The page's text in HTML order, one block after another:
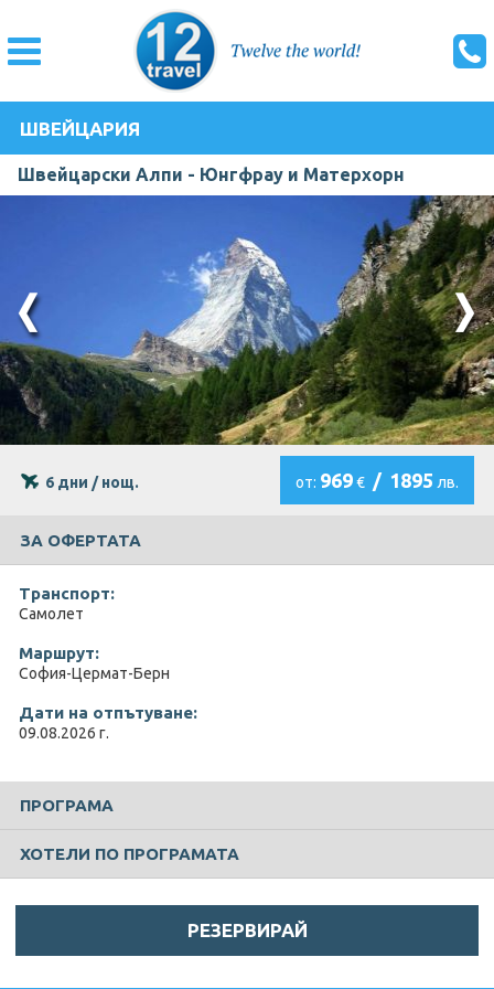
ШВЕЙЦАРИЯ
Швейцарски Алпи - Юнгфрау и Матерхорн
6 дни / нощ. от: 969€ / 1895 лв.
ЗА ОФЕРТАТА
Транспорт:
Самолет
Маршрут:
София-Цермат-Берн
Дати на отпътуване:
09.08.2026 г.
ПРОГРАМА
ХОТЕЛИ ПО ПРОГРАМАТА
РЕЗЕРВИРАЙ